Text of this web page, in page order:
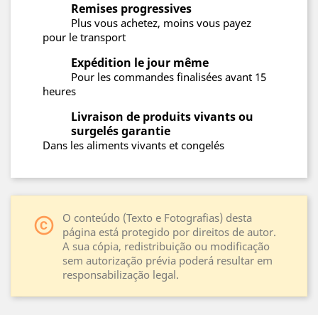
Remises progressives
Plus vous achetez, moins vous payez
pour le transport
Expédition le jour même
Pour les commandes finalisées avant 15
heures
Livraison de produits vivants ou
surgelés garantie
Dans les aliments vivants et congelés
copyright
O conteúdo (Texto e Fotografias) desta
página está protegido por direitos de autor.
A sua cópia, redistribuição ou modificação
sem autorização prévia poderá resultar em
responsabilização legal.